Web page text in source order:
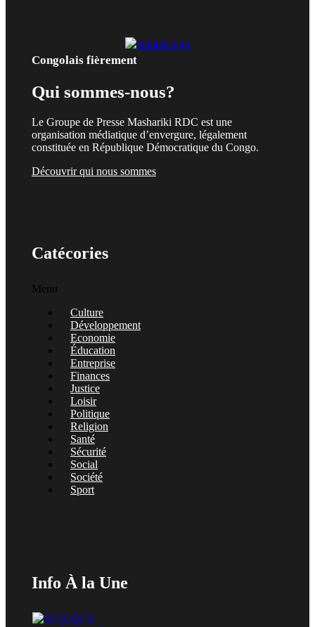
Congolais fièrement
Qui sommes-nous?
Le Groupe de Presse Mashariki RDC est une
organisation médiatique d’envergure, légalement
constituée en République Démocratique du Congo.
Découvrir qui nous sommes
Catécories
Menu
Culture
Développement
Economie
Éducation
Entreprise
Finances
Justice
Loisir
Politique
Religion
Santé
Sécurité
Social
Société
Sport
Info À la Une